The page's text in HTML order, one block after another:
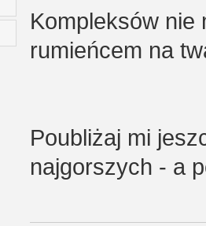
Kompleksów nie
rumieńcem na
Poubliżaj mi
najgorszych - a